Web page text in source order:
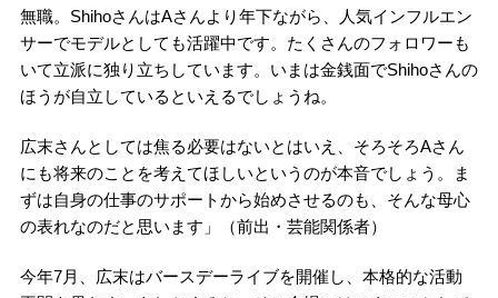
無職。ShihoさんはAさんより年下ながら、人気インフルエン
サーでモデルとしても活躍中です。たくさんのフォロワーも
いて立派に独り立ちしています。いまは金銭面でShihoさんの
ほうが自立しているといえるでしょうね。
広末さんとしては焦る必要はないとはいえ、そろそろAさん
にも将来のことを考えてほしいというのが本音でしょう。ま
ずは自身の仕事のサポートから始めさせるのも、そんな母心
の表れなのだと思います」（前出・芸能関係者）
今年7月、広末はバースデーライブを開催し、本格的な活動